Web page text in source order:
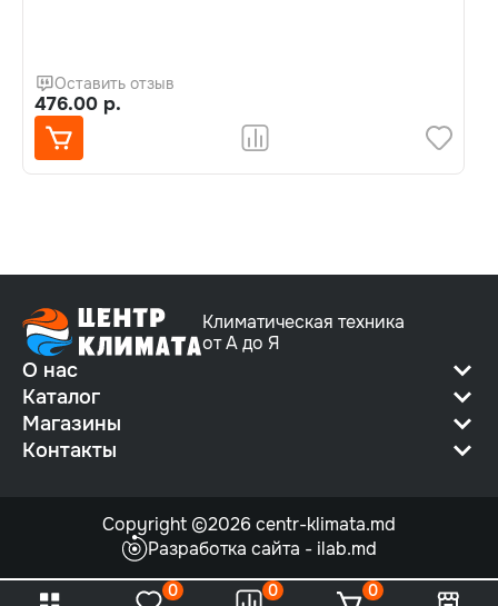
0 0 0
Оставить отзыв
476.00 р.
Климатическая техника
от А до Я
О нас
Каталог
Магазины
Контакты
Copyright ©2026 centr-klimata.md
Разработка сайта - ilab.md